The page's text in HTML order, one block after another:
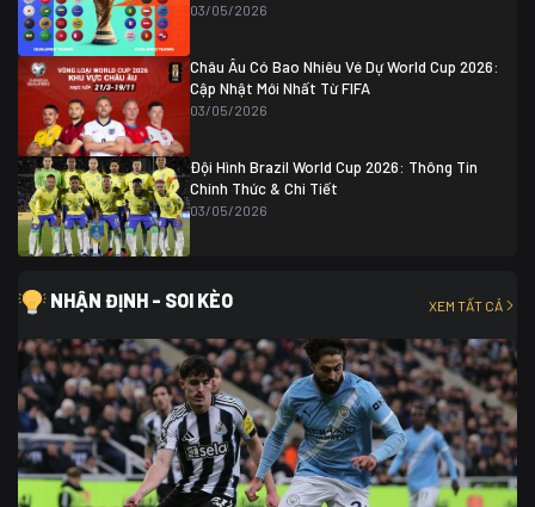
03/05/2026
Châu Âu Có Bao Nhiêu Vé Dự World Cup 2026:
Cập Nhật Mới Nhất Từ FIFA
03/05/2026
Đội Hình Brazil World Cup 2026: Thông Tin
Chính Thức & Chi Tiết
03/05/2026
NHẬN ĐỊNH - SOI KÈO XEM TẤT CẢ